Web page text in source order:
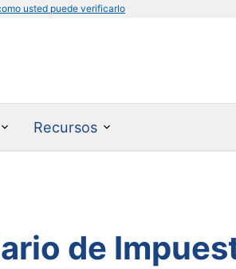
usted puede verificarlo
Recursos
de